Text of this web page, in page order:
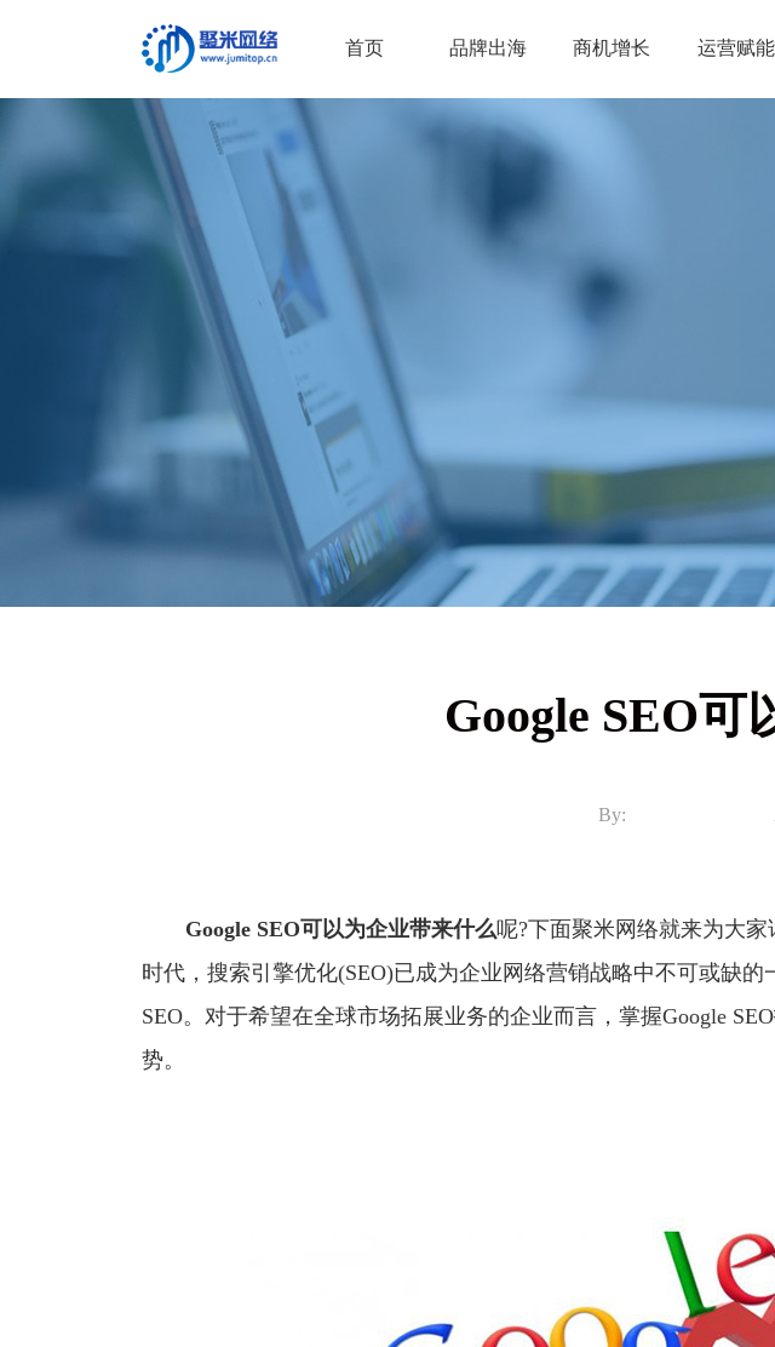
首页 品牌出海 商机增长 运营赋能
Google SEO可
By:
Google SEO可以为企业带来什么呢?下面聚米网络就来为大
时代，搜索引擎优化(SEO)已成为企业网络营销战略中不可或缺的
SEO。对于希望在全球市场拓展业务的企业而言，掌握Google
势。